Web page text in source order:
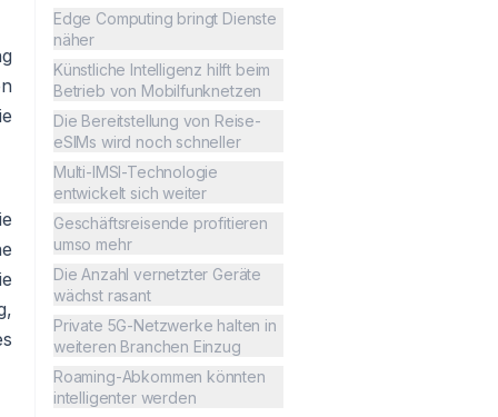
Edge Computing bringt Dienste
näher
Künstliche Intelligenz hilft beim
Betrieb von Mobilfunknetzen
Die Bereitstellung von Reise-
eSIMs wird noch schneller
Multi-IMSI-Technologie
entwickelt sich weiter
Geschäftsreisende profitieren
umso mehr
Die Anzahl vernetzter Geräte
wächst rasant
Private 5G-Netzwerke halten in
weiteren Branchen Einzug
Roaming-Abkommen könnten
intelligenter werden